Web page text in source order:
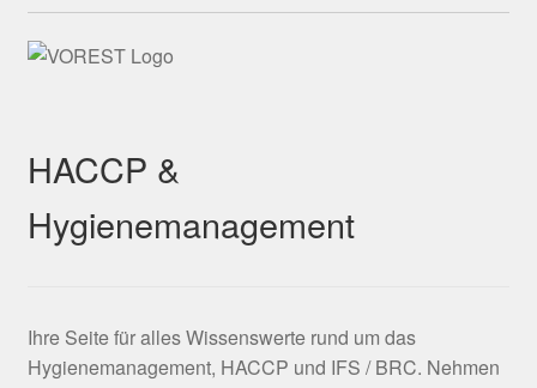
HACCP &
Hygienemanagement
Ihre Seite für alles Wissenswerte rund um das
Hygienemanagement, HACCP und IFS / BRC. Nehmen